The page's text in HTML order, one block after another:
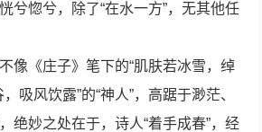
兮惚兮，除了“在水一方”，无其他任
像《庄子》笔下的“肌肤若冰雪，绰
吸风饮露”的“神人”，高踞于渺茫、
绝妙之处在于，诗人“着手成春”，经